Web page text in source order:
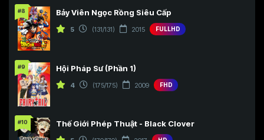
#8 Bảy Viên Ngọc Rồng Siêu Cấp
5 (131/131) 2015 FULLHD
#9 Hội Pháp Sư (Phần 1)
4 (175/175) 2009 FHD
#10 Thế Giới Phép Thuật - Black Clover